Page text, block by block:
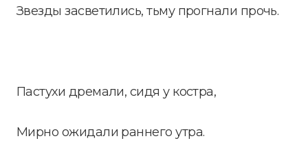
Звезды засветились, тьму прогнали прочь.
Пастухи дремали, сидя у костра,
Мирно ожидали раннего утра.